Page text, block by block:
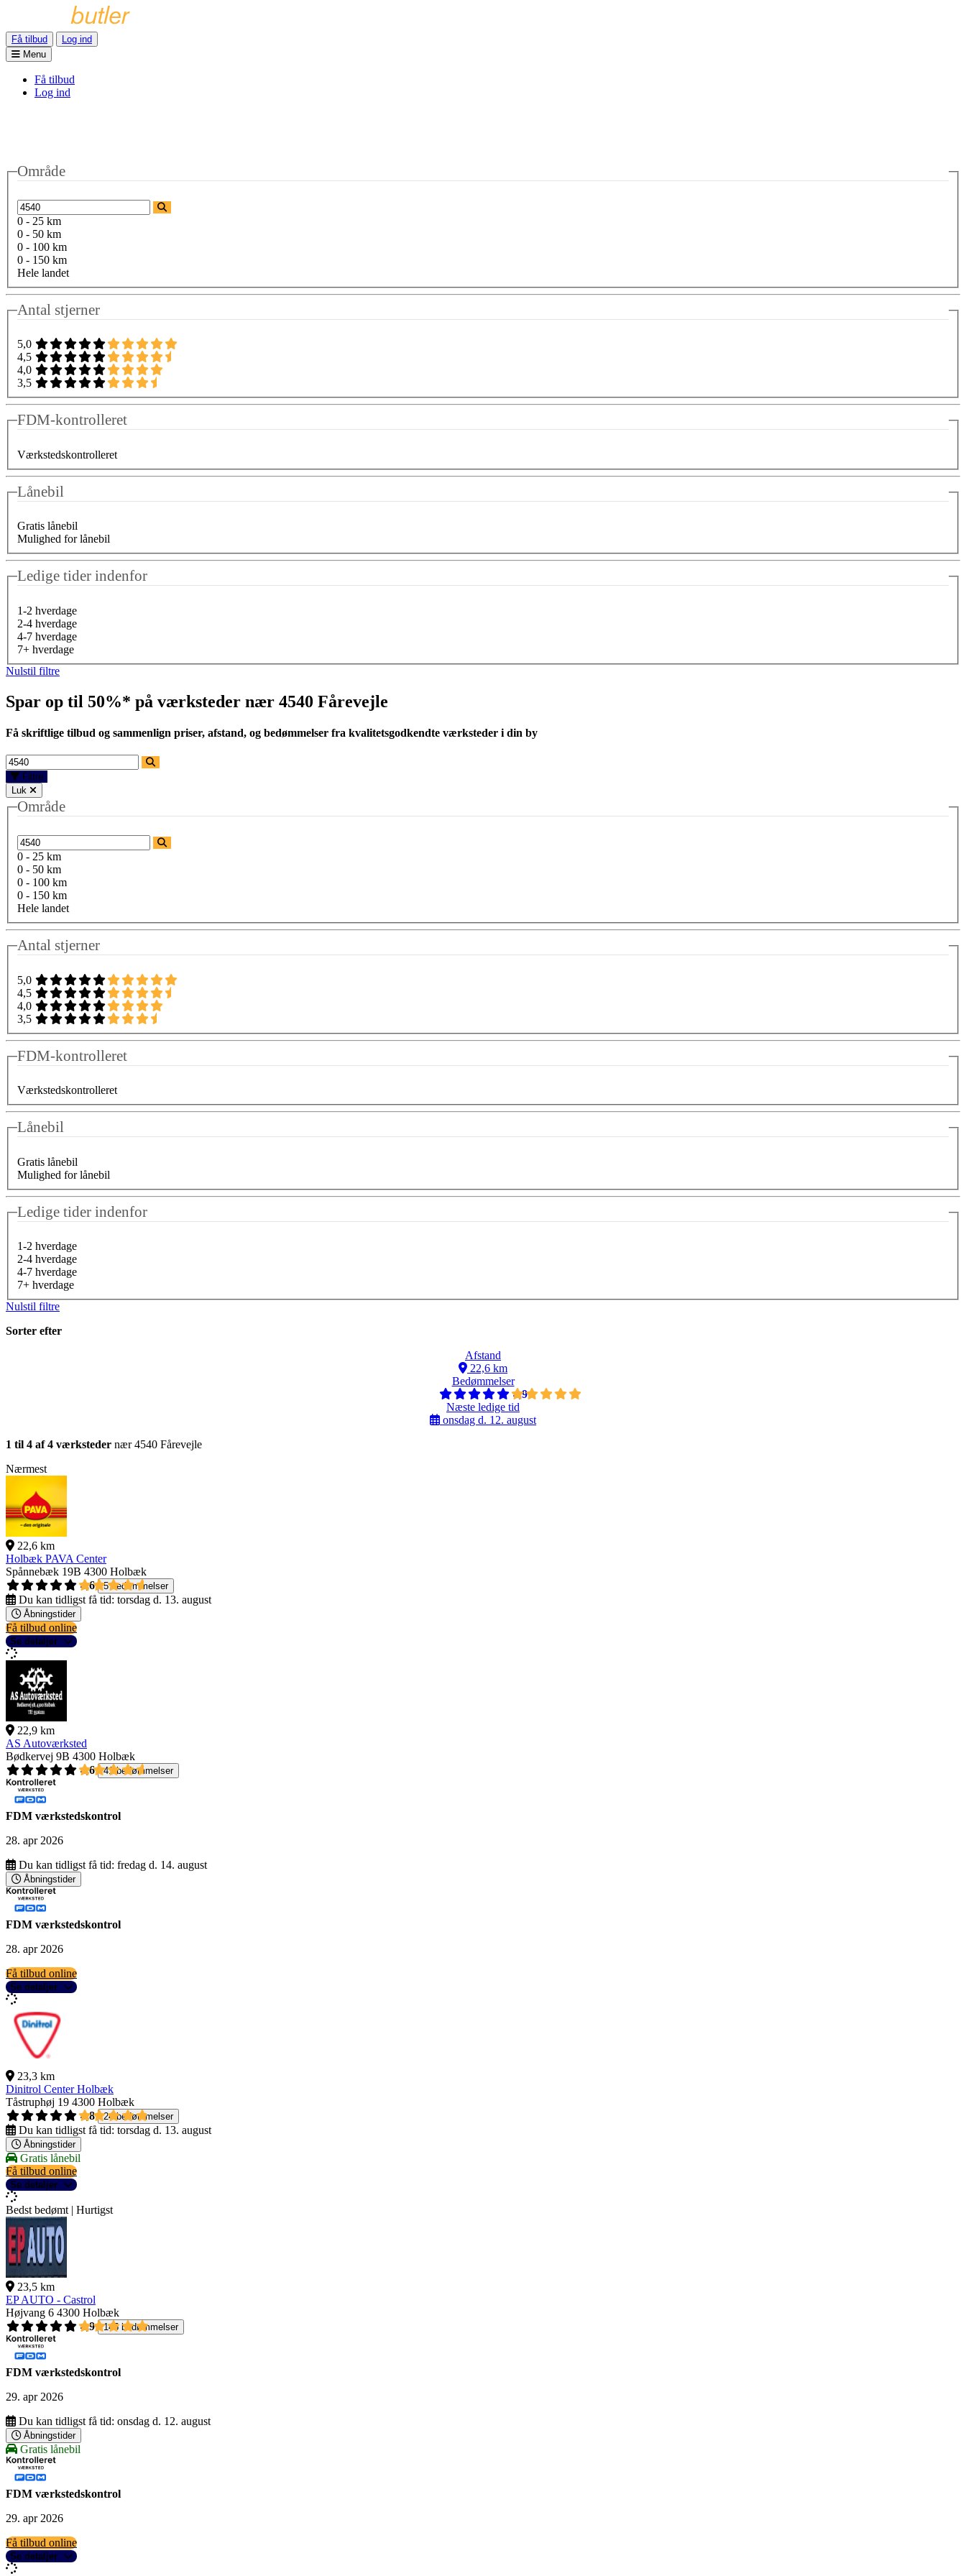
Få tilbud
Log ind
Menu
Få tilbud
Log ind
Område
0 - 25 km
0 - 50 km
0 - 100 km
0 - 150 km
Hele landet
Antal stjerner
5,0
4,5
4,0
3,5
FDM-kontrolleret
Værkstedskontrolleret
Lånebil
Gratis lånebil
Mulighed for lånebil
Ledige tider indenfor
1-2 hverdage
2-4 hverdage
4-7 hverdage
7+ hverdage
Nulstil filtre
Spar op til 50%* på værksteder nær 4540 Fårevejle
Få skriftlige tilbud og sammenlign priser, afstand, og bedømmelser fra kvalitetsgodkendte værksteder i din by
Filtre
Luk
Område
0 - 25 km
0 - 50 km
0 - 100 km
0 - 150 km
Hele landet
Antal stjerner
5,0
4,5
4,0
3,5
FDM-kontrolleret
Værkstedskontrolleret
Lånebil
Gratis lånebil
Mulighed for lånebil
Ledige tider indenfor
1-2 hverdage
2-4 hverdage
4-7 hverdage
7+ hverdage
Nulstil filtre
Sorter efter
Afstand
22,6 km
Bedømmelser
4,9
Næste ledige tid
onsdag d. 12. august
1 til 4 af 4 værksteder nær 4540 Fårevejle
Nærmest
22,6 km
Holbæk PAVA Center
Spånnebæk 19B 4300 Holbæk
4,6
5 bedømmelser
Du kan tidligst få tid: torsdag d. 13. august
Åbningstider
Få tilbud online
Se detaljer
22,9 km
AS Autoværksted
Bødkervej 9B 4300 Holbæk
4,6
41 bedømmelser
FDM værkstedskontrol
28. apr 2026
Du kan tidligst få tid: fredag d. 14. august
Åbningstider
FDM værkstedskontrol
28. apr 2026
Få tilbud online
Se detaljer
23,3 km
Dinitrol Center Holbæk
Tåstruphøj 19 4300 Holbæk
4,8
24 bedømmelser
Du kan tidligst få tid: torsdag d. 13. august
Åbningstider
Gratis lånebil
Få tilbud online
Se detaljer
Bedst bedømt | Hurtigst
23,5 km
EP AUTO - Castrol
Højvang 6 4300 Holbæk
4,9
145 bedømmelser
FDM værkstedskontrol
29. apr 2026
Du kan tidligst få tid: onsdag d. 12. august
Åbningstider
Gratis lånebil
FDM værkstedskontrol
29. apr 2026
Få tilbud online
Se detaljer